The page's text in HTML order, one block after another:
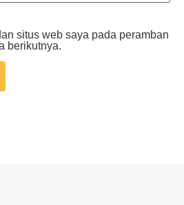
situs web saya pada peramban
berikutnya.